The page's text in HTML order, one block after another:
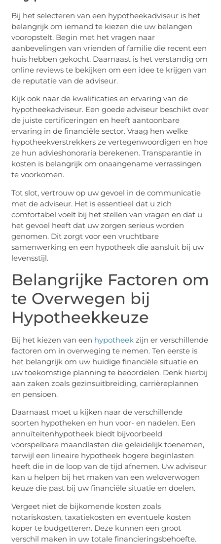
Bij het selecteren van een hypotheekadviseur is het
belangrijk om iemand te kiezen die uw belangen
vooropstelt. Begin met het vragen naar
aanbevelingen van vrienden of familie die recent een
huis hebben gekocht. Daarnaast is het verstandig om
online reviews te bekijken om een idee te krijgen van
de reputatie van de adviseur.
Kijk ook naar de kwalificaties en ervaring van de
hypotheekadviseur. Een goede adviseur beschikt over
de juiste certificeringen en heeft aantoonbare
ervaring in de financiële sector. Vraag hen welke
hypotheekverstrekkers ze vertegenwoordigen en hoe
ze hun advieshonoraria berekenen. Transparantie in
kosten is belangrijk om onaangename verrassingen
te voorkomen.
Tot slot, vertrouw op uw gevoel in de communicatie
met de adviseur. Het is essentieel dat u zich
comfortabel voelt bij het stellen van vragen en dat u
het gevoel heeft dat uw zorgen serieus worden
genomen. Dit zorgt voor een vruchtbare
samenwerking en een hypotheek die aansluit bij uw
levensstijl.
Belangrijke Factoren om
te Overwegen bij
Hypotheekkeuze
Bij het kiezen van een hypotheek zijn er verschillende
factoren om in overweging te nemen. Ten eerste is
het belangrijk om uw huidige financiële situatie en
uw toekomstige planning te beoordelen. Denk hierbij
aan zaken zoals gezinsuitbreiding, carrièreplannen
en pensioen.
Daarnaast moet u kijken naar de verschillende
soorten hypotheken en hun voor- en nadelen. Een
annuïteitenhypotheek biedt bijvoorbeeld
voorspelbare maandlasten die geleidelijk toenemen,
terwijl een lineaire hypotheek hogere beginlasten
heeft die in de loop van de tijd afnemen. Uw adviseur
kan u helpen bij het maken van een weloverwogen
keuze die past bij uw financiële situatie en doelen.
Vergeet niet de bijkomende kosten zoals
notariskosten, taxatiekosten en eventuele kosten
koper te budgetteren. Deze kunnen een groot
verschil maken in uw totale financieringsbehoefte.